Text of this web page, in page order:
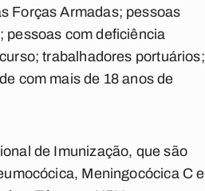
Forças Armadas; pessoas
pessoas com deficiência
trabalhadores portuários;
com mais de 18 anos de
de Imunização, que são
Meningocócica C e